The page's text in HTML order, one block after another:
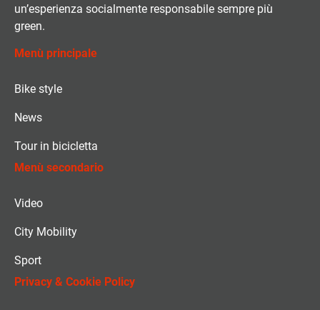
un’esperienza socialmente responsabile sempre più
green.
Menù principale
Bike style
News
Tour in bicicletta
Menù secondario
Video
City Mobility
Sport
Privacy & Cookie Policy